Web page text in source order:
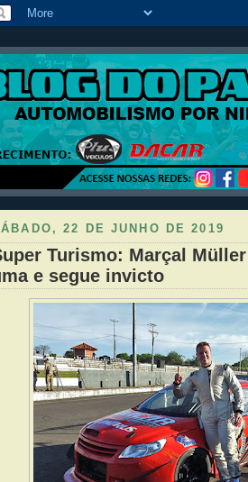
22 DE JUNHO DE 2019
Turismo: Marçal
e segue invicto